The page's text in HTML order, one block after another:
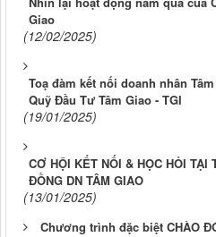
Giao
(12/02/2025)
Toạ đàm kết nối doanh nhân
Quỹ Đầu Tư Tâm Giao - TGI
(19/01/2025)
CƠ HỘI KẾT NỐI & HỌC HỎI TẠI
ĐỒNG DN TÂM GIAO
(13/01/2025)
Chương trình đặc biệt CHÀO